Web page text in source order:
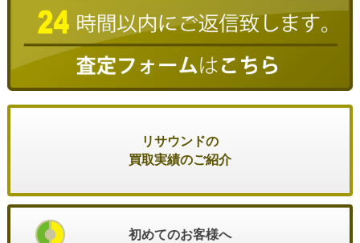
リサウンドの
買取実績のご紹介
初めてのお客様へ